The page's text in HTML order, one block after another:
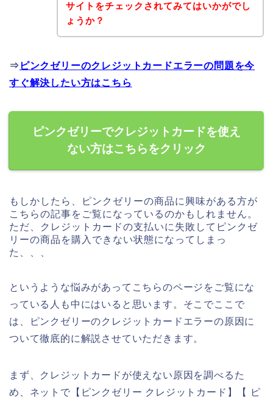
サイトをチェックされてみてはいかがでし
ょうか？
⇒ ピンクゼリーのクレジットカードエラーの問題を今
すぐ解決したい方はこちら
ピンクゼリーでクレジットカードを使え
ない方はこちらをクリック
もしかしたら、ピンクゼリーの商品に興味がある方が
こちらの記事をご覧になっているのかもしれません。
ただ、クレジットカードの支払いに失敗してピンクゼ
リーの商品を購入できない状態になってしまっ
た、、、
というような悩みがあってこちらのページをご覧にな
っている人も中にはいると思います。そこでここで
は、ピンクゼリーのクレジットカードエラーの原因に
ついて徹底的に解説させていただきます。
まず、クレジットカードが使えない原因を調べるた
め、ネットで【ピンクゼリー クレジットカード】【 ピ